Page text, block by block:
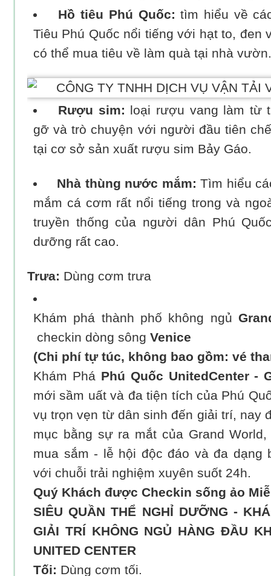
Hồ tiêu Phú Quốc:tìm hiểu về
Tiêu Phú Quốc nổi tiếng với hạt to, đen
có thể mua tiêu về làm quà tại nhà vườn.
Rượu sim: loại rượu vang làm từ
gỡ và trò chuyện với người đầu tiên
tại cơ sở sản xuất rượu sim Bảy Gáo.
Nhà thùng nước mắm: Tìm hiểu
mắm cá cơm rất nổi tiếng trong và
truyền thống của người dân Phú
dưỡng rất cao.
Trưa: Dùng cơm trưa
Khám phá thành phố không ngủ
checkin dòng sông Venice
(Chi phí tự túc, không bao gồm: vé
Khám Phá Phú Quốc UnitedCenter -
mới sầm uất và đa tiện tích của Phú
vụ trọn vẹn từ dân sinh đến giải trí, nay
mục bằng sự ra mắt của Grand
mua sắm - lễ hội độc đáo và đa dạng
với chuỗi trải nghiệm xuyên suốt 24h.
Quý Khách được Checkin sống ảo
SIÊU QUẦN THỂ NGHỈ DƯỠNG -
GIẢI TRÍ KHÔNG NGỦ HÀNG ĐẦU
UNITED CENTER
Tối: Dùng cơm tối.